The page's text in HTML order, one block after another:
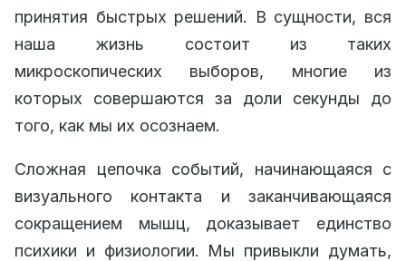
принятия быстрых решений. В сущности, вся
наша жизнь состоит из таких
микроскопических выборов, многие из
которых совершаются за доли секунды до
того, как мы их осознаем.
Сложная цепочка событий, начинающаяся с
визуального контакта и заканчивающаяся
сокращением мышц, доказывает единство
психики и физиологии. Мы привыкли думать,